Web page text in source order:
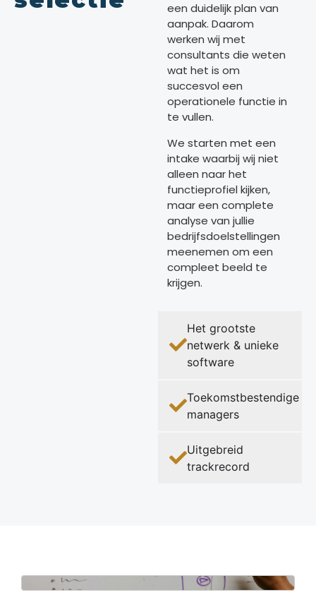
een duidelijk plan van
aanpak. Daarom
werken wij met
consultants die weten
wat het is om
succesvol een
operationele functie in
te vullen.
We starten met een
intake waarbij wij niet
alleen naar het
functieprofiel kijken,
maar een complete
analyse van jullie
bedrijfsdoelstellingen
meenemen om een
compleet beeld te
krijgen.
Het grootste
netwerk & unieke
software
Toekomstbestendige
managers
Uitgebreid
trackrecord